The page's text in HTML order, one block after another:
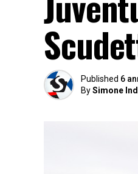
Published 6
BySimone